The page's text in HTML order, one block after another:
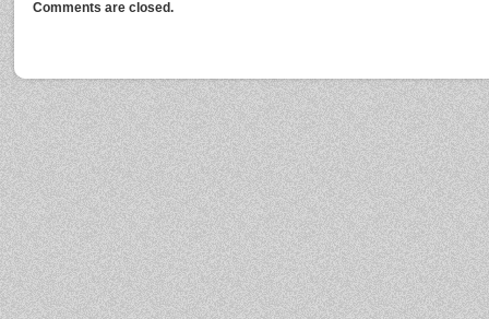
Comments are closed.